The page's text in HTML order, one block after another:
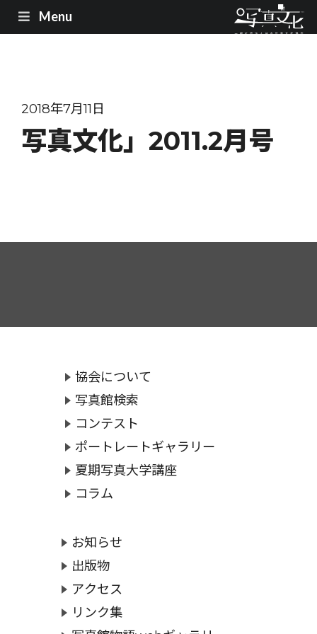
Menu
2018年7月11日
写真文化」2011.2月号
協会について
写真館検索
コンテスト
ポートレートギャラリー
夏期写真大学講座
コラム
お知らせ
出版物
アクセス
リンク集